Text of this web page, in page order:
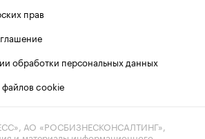
прав
обработки персональных данных
cookie
АО «РОСБИЗНЕСКОНСАЛТИНГ»,